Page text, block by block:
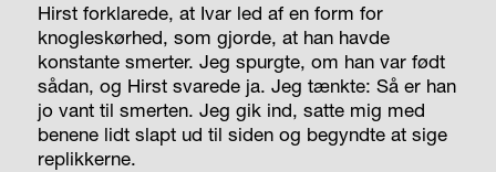
Hirst forklarede, at Ivar led af en form for
knogleskørhed, som gjorde, at han havde
konstante smerter. Jeg spurgte, om han var født
sådan, og Hirst svarede ja. Jeg tænkte: Så er han
jo vant til smerten. Jeg gik ind, satte mig med
benene lidt slapt ud til siden og begyndte at sige
replikkerne.